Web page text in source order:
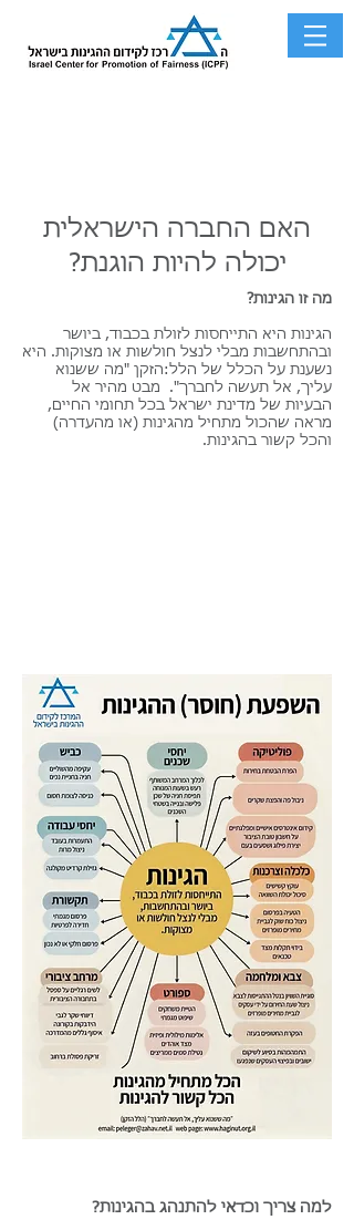
האם החברה הישראלית
יכולה להיות הוגנת?
מה זו הגינות?
הגינות היא התייחסות לזולת בכבוד, ביושר
ובהתחשבות מבלי לנצל חולשות או מצוקות. היא
נשענת על הכלל של הלל:הזקן "מה ששנוא
עליך, אל תעשה לחברך". מבט מהיר אל
הבעיות של מדינת ישראל בכל תחומי החיים,
מראה שהכול מתחיל מהגינות (או מהעדרה)
והכל קשור בהגינות.
למה צריך וכדאי להתנהג בהגינות?